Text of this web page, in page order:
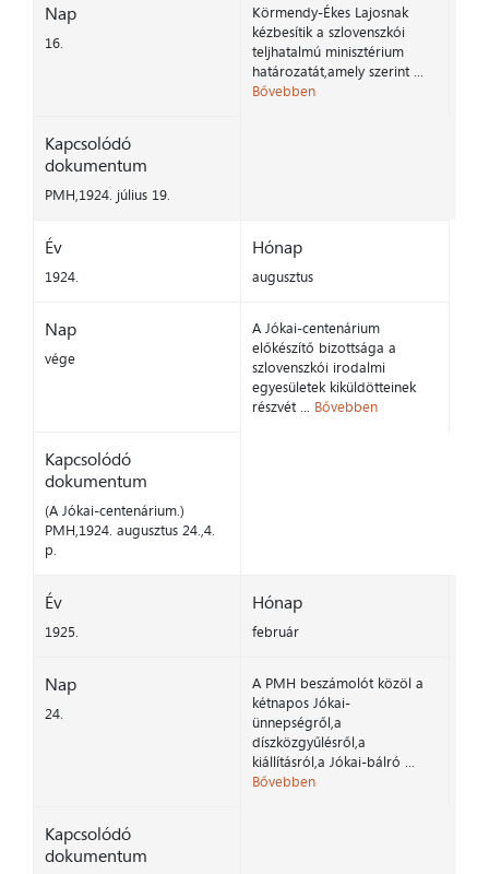
Nap
16.
Körmendy-Ékes Lajosnak
kézbesítik a szlovenszkói
teljhatalmú minisztérium
határozatát,amely szerint ...
Bővebben
Kapcsolódó
dokumentum
PMH,1924. július 19.
Év
1924.
Hónap
augusztus
Nap
vége
A Jókai-centenárium
előkészítő bizottsága a
szlovenszkói irodalmi
egyesületek kiküldötteinek
részvét ... Bővebben
Kapcsolódó
dokumentum
(A Jókai-centenárium.)
PMH,1924. augusztus 24.,4.
p.
Év
1925.
Hónap
február
Nap
24.
A PMH beszámolót közöl a
kétnapos Jókai-
ünnepségről,a
díszközgyűlésről,a
kiállításról,a Jókai-bálró ...
Bővebben
Kapcsolódó
dokumentum